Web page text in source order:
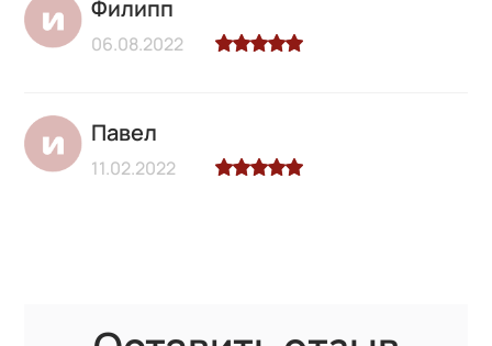
Филипп
06.08.2022
Павел
11.02.2022